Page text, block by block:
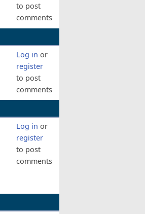
to post
comments
Log in or
register
to post
comments
Log in or
register
to post
comments